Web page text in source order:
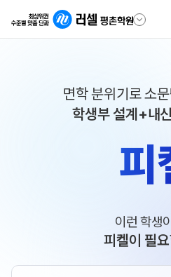
면학 분위기로 소
학생부 설계+내
피
이런 학생
피켈이 필